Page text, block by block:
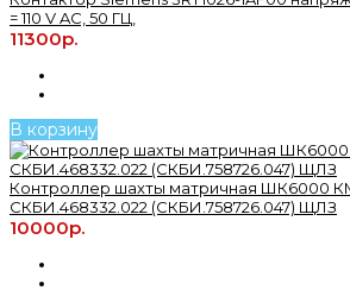
= 110 V AC, 50 ГЦ,
11300р.
В корзину
Контроллер шахты матричная ШК6000
СКБИ.468332.022 (СКБИ.758726.047) ЩЛЗ
10000р.